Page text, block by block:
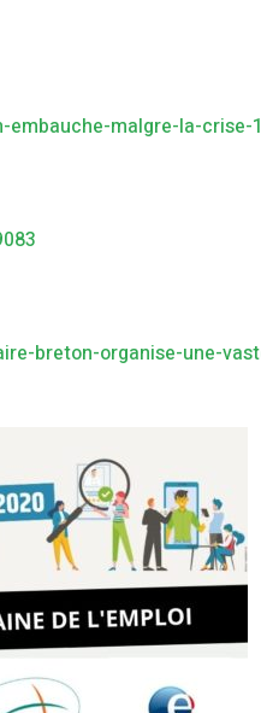
malgre-la-crise-
breton-organise-une-